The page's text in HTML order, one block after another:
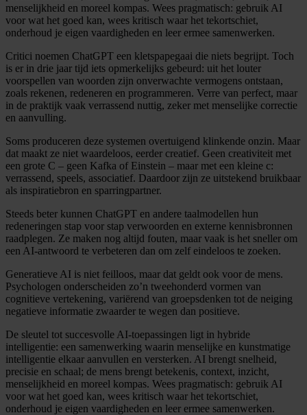
menselijkheid en moreel kompas. Wees pragmatisch: gebruik AI
voor wat het goed kan, wees kritisch waar het tekortschiet,
onderhoud je eigen vaardigheden en leer ermee samenwerken.
Critici noemen ChatGPT een kletspapegaai die niets begrijpt. Toch
is er in drie jaar tijd iets opmerkelijks gebeurd: uit het louter
voorspellen van woorden zijn onverwachte vermogens ontstaan,
zoals rekenen, redeneren en programmeren. Verre van perfect, maar
in de praktijk vaak verrassend nuttig, zeker met menselijke correctie
en aanvulling.
Soms produceren deze systemen overtuigend klinkende onzin. Maar
dat maakt ze niet waardeloos, eerder creatief. Geen creativiteit met
een grote C – geen Kafka of Einstein – maar met een kleine c:
verrassend, speels, associatief. Daardoor zijn ze uitstekend bruikbaar
als inspiratiebron en sparringpartner.
Steeds beter kunnen ChatGPT en andere taalmodellen hun
redeneringen stap voor stap verwoorden en externe kennisbronnen
raadplegen. Ze maken nog altijd fouten, maar vaak is het sneller om
een AI-antwoord te verbeteren dan om zelf eindeloos te zoeken.
Generatieve AI is niet feilloos, maar dat geldt ook voor de mens.
Psychologen onderscheiden zo’n tweehonderd vormen van
cognitieve vertekening, variërend van groepsdenken tot de neiging
negatieve informatie zwaarder te wegen dan positieve.
De sleutel tot succesvolle AI-toepassingen ligt in hybride
intelligentie: een samenwerking waarin menselijke en kunstmatige
intelligentie elkaar aanvullen en versterken. AI brengt snelheid,
precisie en schaal; de mens brengt betekenis, context, inzicht,
menselijkheid en moreel kompas. Wees pragmatisch: gebruik AI
voor wat het goed kan, wees kritisch waar het tekortschiet,
onderhoud je eigen vaardigheden en leer ermee samenwerken.